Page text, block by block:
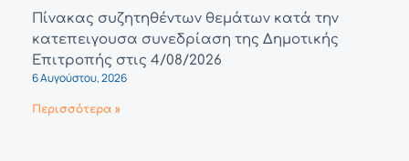
Πίνακας συζητηθέντων θεμάτων κατά την
κατεπειγουσα συνεδρίαση της Δημοτικής
Επιτροπής στις 4/08/2026
6 Αυγούστου, 2026
Περισσότερα »